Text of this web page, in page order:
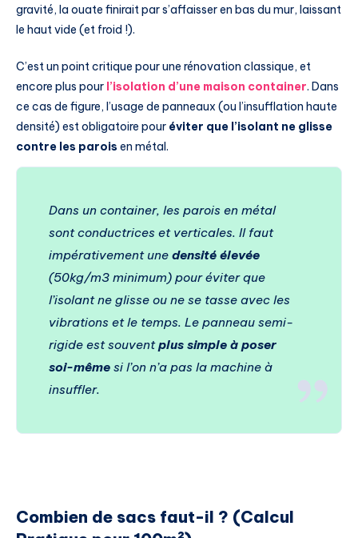
gravité, la ouate finirait par s’affaisser en bas du mur, laissant
le haut vide (et froid !).
C’est un point critique pour une rénovation classique, et
encore plus pour l’isolation d’une maison container. Dans
ce cas de figure, l’usage de panneaux (ou l’insufflation haute
densité) est obligatoire pour éviter que l’isolant ne glisse
contre les parois en métal.
Dans un container, les parois en métal
sont conductrices et verticales. Il faut
impérativement une densité élevée
(50kg/m3 minimum) pour éviter que
l’isolant ne glisse ou ne se tasse avec les
vibrations et le temps. Le panneau semi-
rigide est souventplus simple à poser
soi-même si l’on n’a pas la machine à
insuffler.
Combien de sacs faut-il ? (Calcul